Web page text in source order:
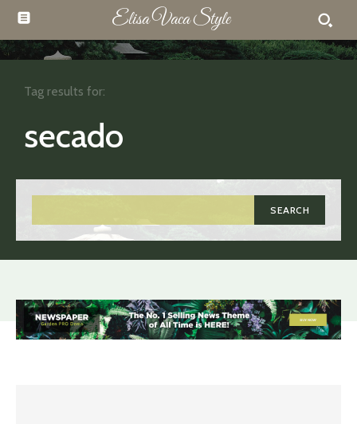
Elisa Vaca Style
secado
SEARCH
Tag results for: